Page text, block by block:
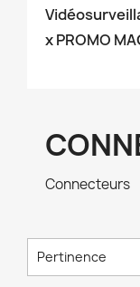
x PROMO
Connecteurs
Pertinence